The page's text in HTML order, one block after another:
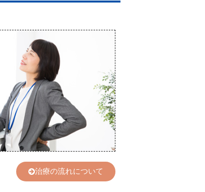
治療の流れについて